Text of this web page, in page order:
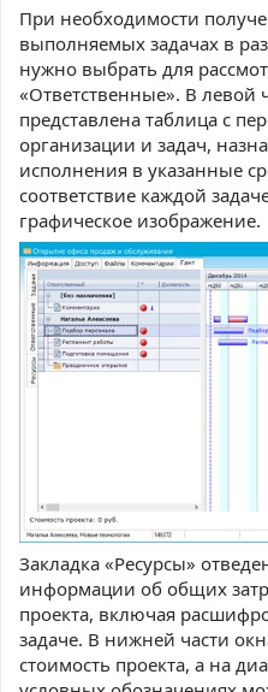
При необходимости
выполняемых задачах в
нужно выбрать для
«Ответственные». В левой
представлена таблица с
организации и задач,
исполнения в указанные
соответствие каждой
графическое изображение.
Закладка «Ресурсы»
информации об общих
проекта, включая
задаче. В нижней части
стоимость проекта, а на